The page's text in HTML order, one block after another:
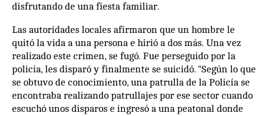
disfrutando de una fiesta familiar.
Las autoridades locales afirmaron que un hombre le
quitó la vida a una persona e hirió a dos más. Una vez
realizado este crimen, se fugó. Fue perseguido por la
policía, les disparó y finalmente se suicidó. “Según lo que
se obtuvo de conocimiento, una patrulla de la Policía se
encontraba realizando patrullajes por ese sector cuando
escuchó unos disparos e ingresó a una peatonal donde